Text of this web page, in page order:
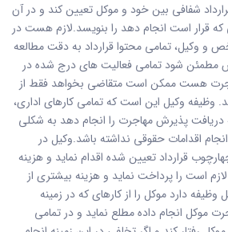
شفافی بین خود و موکل تعیین کند و در آن
قرار است انجام دهد را بنویسد.لازم هست در
و وکیل، تمامی محتوا قرارداد به دقت مطالعه
مطمئن شود تمامی فعالیت های درج شده در
هست ممکن است متقاضی بخواهد فقط از
وظیفه وکیل این است که تمامی کارهای اداری،
پذیرش مهاجرت را انجام دهد به شکلی
اقدامات حقوقی نداشته باشد.وکیل در
قرارداد تعیین شده اقدام نماید و هزینه
است را پرداخت نماید و هزینه بیشتری از
وظیفه دارد موکل را از کارهای که در زمینه
موکل انجام داده مطلع نماید و در تمامی